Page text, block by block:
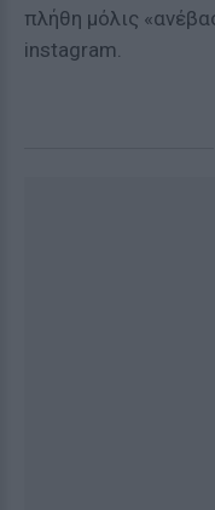
πλήθη μόλις
instagram.